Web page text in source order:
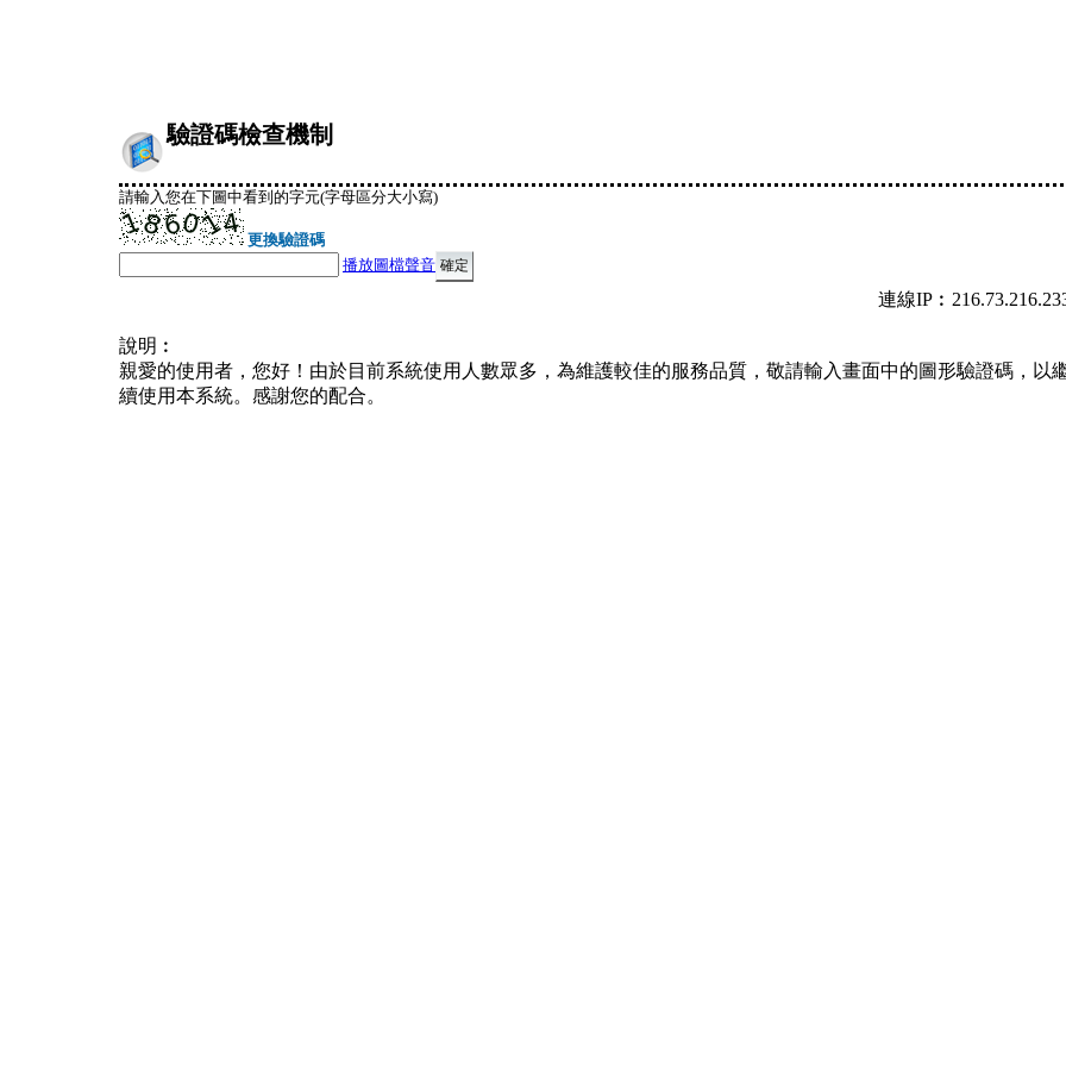
驗證碼檢查機制
請輸入您在下圖中看到的字元(字母區分大小寫)
更換驗證碼
播放圖檔聲音
連線
說明︰
親愛的使用者，您好！由於目前系統使用人數眾多，為維護較佳的服務品質，敬請輸入畫面中的圖形驗證碼，以
續使用本系統。感謝您的配合。